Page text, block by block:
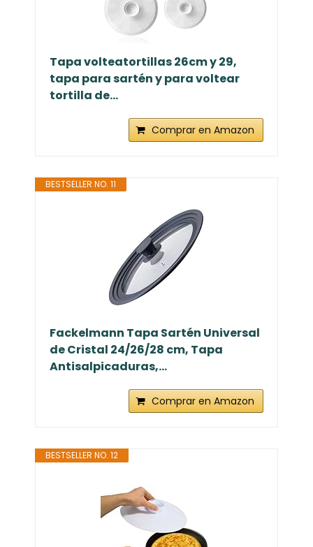
Tapa volteatortillas 26cm y 29,
tapa para sartén y para voltear
tortilla de...
Comprar en Amazon
BESTSELLER NO. 11
Fackelmann Tapa Sartén Universal
de Cristal 24/26/28 cm, Tapa
Antisalpicaduras,...
Comprar en Amazon
BESTSELLER NO. 12